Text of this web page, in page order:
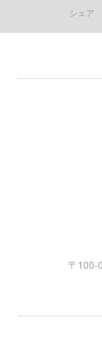
シェア
〒100-